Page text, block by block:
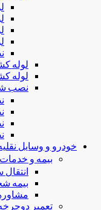
لوله
لوله
نصب
خودرو و وسایل
بیمه و
بیمه
تعمیر